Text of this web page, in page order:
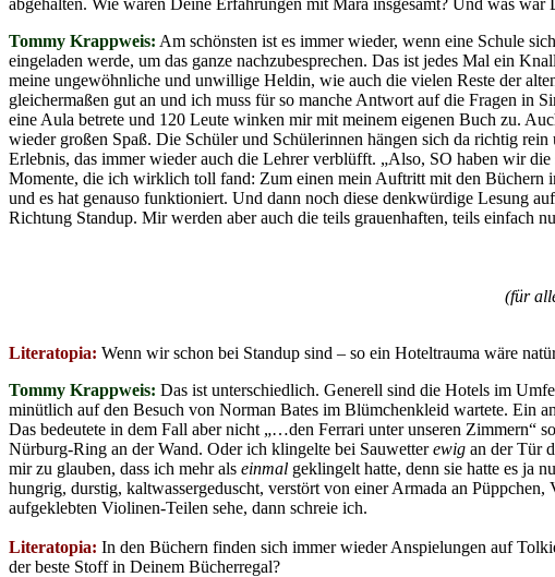
Tommy Krappweis: Am schönsten ist es immer wieder, wenn eine Schule
eingeladen werde, um das ganze nachzubesprechen. Das ist jedes Mal ein
meine ungewöhnliche und unwillige Heldin, wie auch die vielen Reste der
gleichermaßen gut an und ich muss für so manche Antwort auf die Fragen in
eine Aula betrete und 120 Leute winken mir mit meinem eigenen Buch zu.
wieder großen Spaß. Die Schüler und Schülerinnen hängen sich da richtig
Erlebnis, das immer wieder auch die Lehrer verblüfft. „Also, SO haben wir
Momente, die ich wirklich toll fand: Zum einen mein Auftritt mit den Büchern
und es hat genauso funktioniert. Und dann noch diese denkwürdige Lesung
Richtung Standup. Mir werden aber auch die teils grauenhaften, teils einfach
(für
Literatopia: Wenn wir schon bei Standup sind – so ein Hoteltrauma wäre
Tommy Krappweis: Das ist unterschiedlich. Generell sind die Hotels im
minütlich auf den Besuch von Norman Bates im Blümchenkleid wartete. Ein
Das bedeutete in dem Fall aber nicht „…den Ferrari unter unseren Zimmern“
Nürburg-Ring an der Wand. Oder ich klingelte bei Sauwetterewig an der Tür
mir zu glauben, dass ich mehr als einmal geklingelt hatte, denn sie hatte es ja
hungrig, durstig, kaltwassergeduscht, verstört von einer Armada an
aufgeklebten Violinen-Teilen sehe, dann schreie ich.
Literatopia: In den Büchern finden sich immer wieder Anspielungen auf
der beste Stoff in Deinem Bücherregal?